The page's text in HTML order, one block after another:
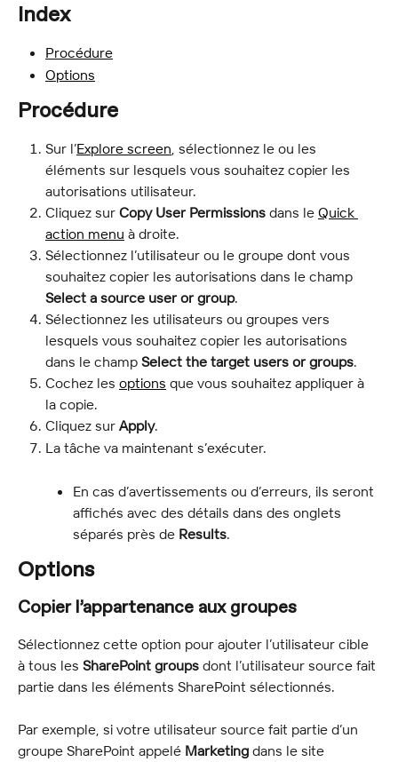
Index
Procédure
Options
Procédure
Sur l’Explore screen, sélectionnez le ou les
éléments sur lesquels vous souhaitez copier les
autorisations utilisateur.
Cliquez sur Copy User Permissions dans le Quick
action menu à droite.
Sélectionnez l’utilisateur ou le groupe dont vous
souhaitez copier les autorisations dans le champ
Select a source user or group.
Sélectionnez les utilisateurs ou groupes vers
lesquels vous souhaitez copier les autorisations
dans le champ Select the target users or groups.
Cochez les options que vous souhaitez appliquer à
la copie.
Cliquez sur Apply.
La tâche va maintenant s’exécuter.
En cas d’avertissements ou d’erreurs, ils seront
affichés avec des détails dans des onglets
séparés près de Results.
Options
Copier l’appartenance aux groupes
Sélectionnez cette option pour ajouter l’utilisateur cible
à tous les SharePoint groups dont l’utilisateur source fait
partie dans les éléments SharePoint sélectionnés.
Par exemple, si votre utilisateur source fait partie d’un
groupe SharePoint appelé Marketing dans le site